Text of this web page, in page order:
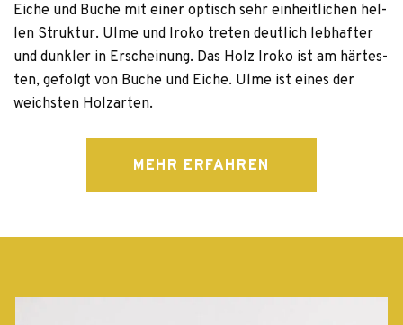
Eiche und Buche mit einer optisch sehr ein­heit­li­chen hel­
len Struk­tur. Ulme und Iroko tre­ten deut­lich leb­haf­ter
und dunk­ler in Erschei­nung. Das Holz Iroko ist am här­tes­
ten, gefolgt von Buche und Eiche. Ulme ist eines der
weichs­ten Holzarten.
MEHR ERFAHREN